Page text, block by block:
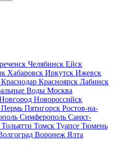
Челябинск Ейск
Хабаровск Иркутск Ижевск
Краснодар Красноярск Лабинск
Воды Москва
Новороссийск
Пермь Пятигорск Ростов-на-
Симферополь Санкт-
Тольятти Томск Туапсе Тюмень
Воронеж Ялта